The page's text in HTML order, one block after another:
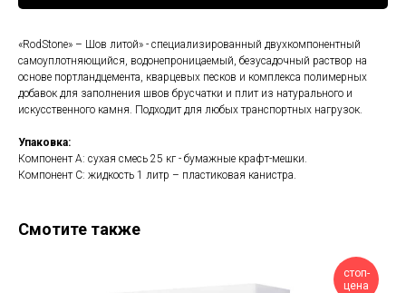
«RodStone» – Шов литой» - специализированный двухкомпонентный
самоуплотняющийся, водонепроницаемый, безусадочный раствор на
основе портландцемента, кварцевых песков и комплекса полимерных
добавок для заполнения швов брусчатки и плит из натурального и
искусственного камня. Подходит для любых транспортных нагрузок.
Упаковка:
Компонент А: сухая смесь 25 кг - бумажные крафт-мешки.
Компонент С: жидкость 1 литр – пластиковая канистра.
Смотите также
стоп-
цена